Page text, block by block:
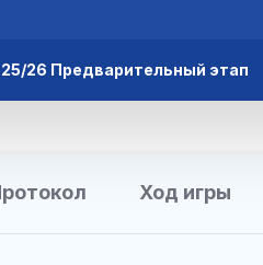
26 Предварительный этап
Ход игры